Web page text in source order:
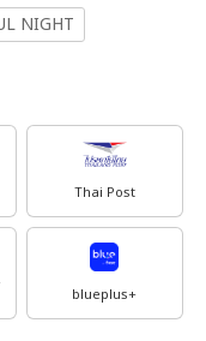
NIGHT
Thai Post
blueplus+